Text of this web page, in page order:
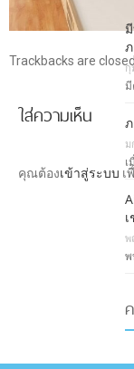
Trackbacks are
ใส่ความเห็น
คุณต้องเข้าสู่ระบบ เ
กุ
มี
ม
เ
พ
พ